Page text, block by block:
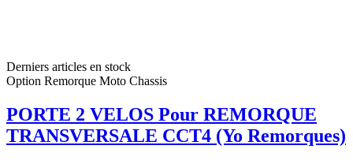
Derniers articles en stock
Option Remorque Moto Chassis
PORTE 2 VELOS Pour REMORQUE
TRANSVERSALE CCT4 (Yo Remorques)